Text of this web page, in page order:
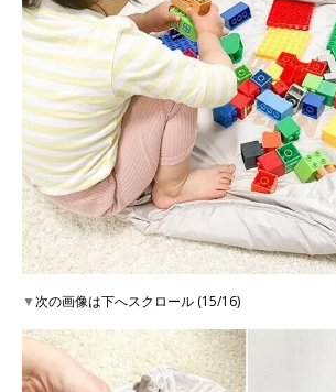
▼次の画像は下へスクロール (15/16)